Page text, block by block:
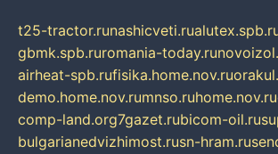
t25-tractor.runashicveti.ru
gbmk.spb.ruromania-today.ru
airheat-spb.rufisika.home.nov.ru
demo.home.nov.rumnso.ruhome.nov.ru
comp-land.org7gazet.rubicom-oil.ru
bulgarianedvizhimost.rusn-hram.ru